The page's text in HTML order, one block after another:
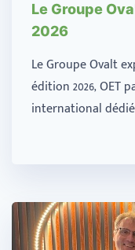
Le Groupe
2026
Le Groupe Ovalt
édition 2026, OET
international